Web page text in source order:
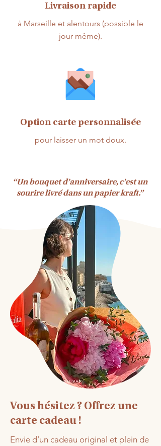
Livraison rapide
à Marseille et alentours (possible le
jour même).
Option carte personnalisée
pour laisser un mot doux.
“Un bouquet d’anniversaire, c’est un
sourire livré dans un papier kraft.”
Vous hésitez ? Offrez une
carte cadeau !
Envie d’un cadeau original et plein de